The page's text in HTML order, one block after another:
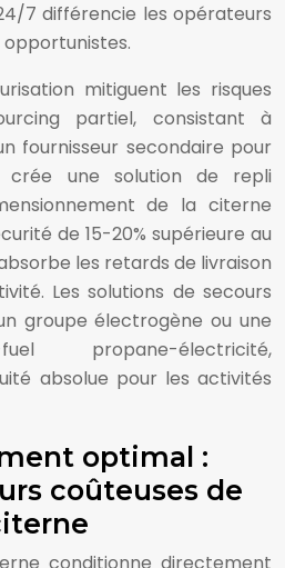
7 différencie les opérateurs
mitiguent les risques
partiel, consistant à
fournisseur secondaire pour
crée une solution de repli
de la citerne
de 15-20% supérieure au
les retards de livraison
Les solutions de secours
groupe électrogène ou une
propane-électricité,
absolue pour les activités
optimal :
coûteuses de